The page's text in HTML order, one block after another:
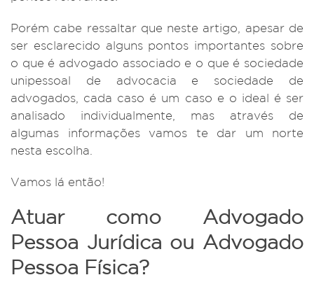
Porém cabe ressaltar que neste artigo, apesar de
ser esclarecido alguns pontos importantes sobre
o que é advogado associado e o que é sociedade
unipessoal de advocacia e sociedade de
advogados, cada caso é um caso e o ideal é ser
analisado individualmente, mas através de
algumas informações vamos te dar um norte
nesta escolha.
Vamos lá então!
Atuar como Advogado
Pessoa Jurídica ou Advogado
Pessoa Física?